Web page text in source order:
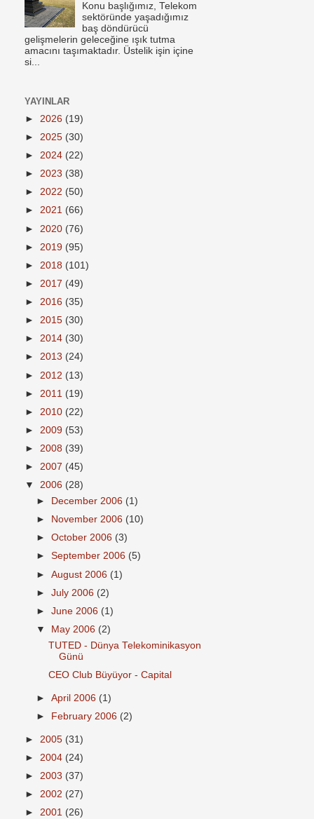
Konu başlığımız, Telekom
sektöründe yaşadığımız
baş döndürücü
gelişmelerin geleceğine ışık tutma
amacını taşımaktadır. Üstelik işin içine
si...
YAYINLAR
► 2026 (19)
► 2025 (30)
► 2024 (22)
► 2023 (38)
► 2022 (50)
► 2021 (66)
► 2020 (76)
► 2019 (95)
► 2018 (101)
► 2017 (49)
► 2016 (35)
► 2015 (30)
► 2014 (30)
► 2013 (24)
► 2012 (13)
► 2011 (19)
► 2010 (22)
► 2009 (53)
► 2008 (39)
► 2007 (45)
▼ 2006 (28)
►
December 2006 (1)
►
November 2006 (10)
►October 2006 (3)
►September 2006 (5)
►August 2006 (1)
►July 2006 (2)
►June 2006 (1)
▼
May 2006 (2)
TUTED - Dünya Telekominikasyon
Günü
CEO Club Büyüyor - Capital
►April 2006 (1)
►
February 2006 (2)
► 2005 (31)
► 2004 (24)
► 2003 (37)
► 2002 (27)
► 2001 (26)